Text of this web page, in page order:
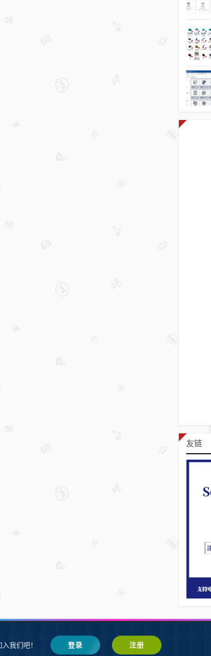
友链
鲁ICP备2021002287号-1鲁公网安备 37132902372928号
自学网 Z-BlogPHP 搭建
我们吧！ 登录 注册